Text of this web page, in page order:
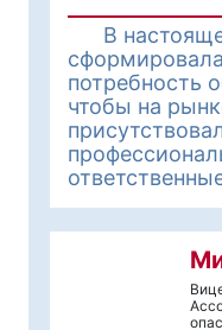
В
потребность
чтобы на